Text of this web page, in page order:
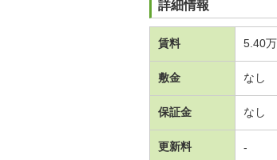
詳細情報
賃料 5.40
敷金 なし
保証金 なし
更新料 -